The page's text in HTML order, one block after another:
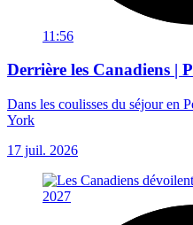
11:56
Derrière les Canadiens |
Dans les coulisses du séjour en
York
17 juil. 2026